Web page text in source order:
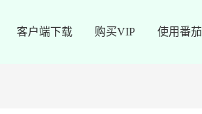
客户端下载 购买VIP 使用番茄